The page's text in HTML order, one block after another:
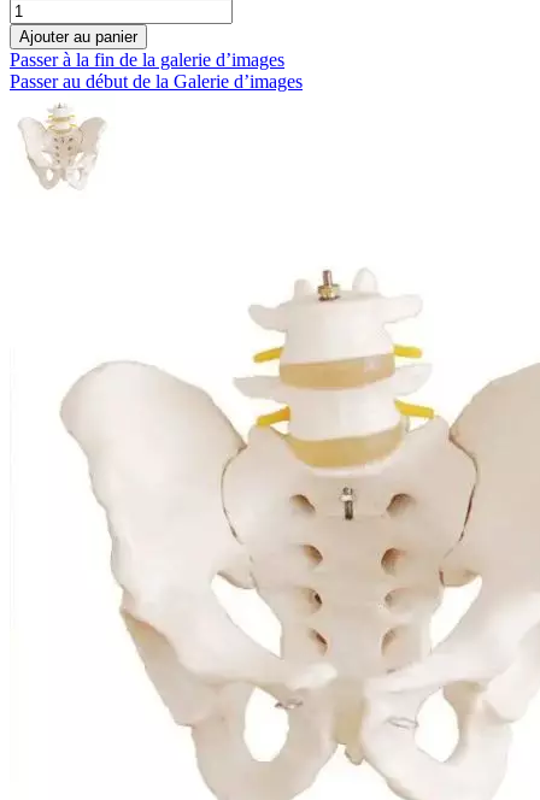
Ajouter au panier
Passer à la fin de la galerie d’images
Passer au début de la Galerie d’images